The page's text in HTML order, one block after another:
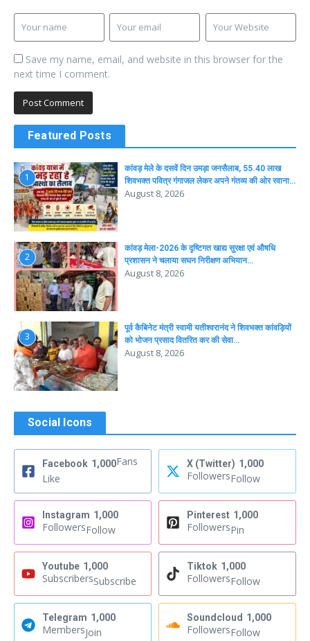
Save my name, email, and website in this browser for the
next time I comment.
Featured Posts
1
कांवड़ मेले के दसवें दिन उमड़ा जनसैलाब, 55.40 लाख
शिवभक्त पवित्र गंगाजल लेकर अपने गंतव्य की ओर रवाना…
August 8, 2026
2
कांवड़ मेला-2026 के दृष्टिगत खाद्य सुरक्षा एवं औषधि
प्रशासन ने चलाया सघन निरीक्षण अभियान…
August 8, 2026
3
पूर्व कैबिनेट मंत्री स्वामी यतीश्वरानंद ने शिवभक्त कांवड़ियों
को भोजन प्रसाद वितरित कर की सेवा…
August 8, 2026
Social Icons
Facebook 1,000Fans
Like
X (Twitter) 1,000
FollowersFollow
Instagram 1,000
FollowersFollow
Pinterest 1,000
FollowersPin
Youtube 1,000
SubscribersSubscribe
Tiktok 1,000
FollowersFollow
Telegram 1,000
MembersJoin
Soundcloud 1,000
FollowersFollow